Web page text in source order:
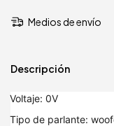
Medios de envío
Descripción
Voltaje: 0V
Tipo de parlante: